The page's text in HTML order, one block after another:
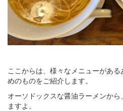
ここからは、様々なメニューがあ
めのものをご紹介します。
オーソドックスな醤油ラーメンか
ますよ。